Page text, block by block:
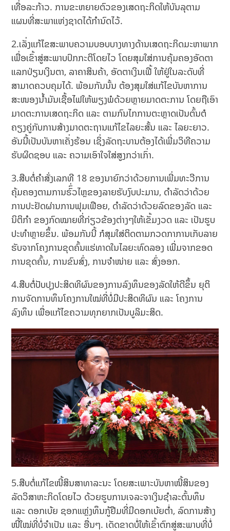
ເທື່ອລະກ້າວ. ການຂະຫຍາຍຕົວຂອງເສດຖະກິດໃຫ້ບັນລຸຕາມ
ແຜນທີ່ສະພາແຫ່ງຊາດໄດ້ກຳນົດໄວ້.
2.ເລັ່ງແກ້ໄຂສະພາບຄວາມບອບບາງທາງດ້ານເສດຖະກິດມະຫາພາກ
ເພື່ອເຂົ້າສູ່ສະພາບປົກກະຕິໂດຍໄວ ໂດຍສຸມໃສ່ການຄຸ້ມຄອງອັດຕາ
ແລກປ່ຽນເງິນຕາ, ລາຄາສິນຄ້າ, ອັດຕາເງິນເຟີ້ ໃຫ້ຢູ່ໃນລະດັບທີ່
ສາມາດຄວບຄຸມໄດ້. ພ້ອມກັນນັ້ນ ຕ້ອງສຸມໃສ່ແກ້ໄຂບັນຫາການ
ສະໜອງນ້ຳມັນເຊື້ອໄຟໃຫ້ພຽງພໍດ້ວຍຫຼາຍມາດຕະການ ໂດຍຖືເອົາ
ມາດຕະການເສດຖະກິດ ແລະ ຕາມກົນໄກການຕະຫຼາດເປັນຕົ້ນຕໍ
ຄຽງຄູ່ກັບການສ້າງມາດຕະຖານແກ້ໄຂໄລຍະສັ້ນ ແລະ ໄລຍະຍາວ.
ອັນນີ້ເປັນບັນຫາເຄັ່ງຮ້ອນ ເຊິ່ງລັດຖະບານຕ້ອງໄດ້ເພີ່ມວິທີຄວາມ
ຮັບຜິດຊອບ ແລະ ຄວາມເອົາໃຈໃສ່ສູງກວ່າເກົ່າ.
3.ສືບຕໍ່ຄໍາສັ່ງເລກທີ 18 ຂອງນາຍົກວ່າດ້ວຍການເພີ່ມທະວີການ
ຄຸ້ມຄອງຕາມການຮົົ່ວໄຫຼຂອງລາຍຮັບງົບປະມານ, ດຳລັດວ່າດ້ວຍ
ການປະຢັດຜ່ານການຟຸມເຟືອຍ, ດຳລັດວ່າດ້ວຍລົດຂອງລັດ ແລະ
ນິຕິກຳ ຂອງກົດໝາຍທີ່ກ່ຽວຂ້ອງຕ່າງໆໃຫ້ເຂັ້ມງວດ ແລະ ເປັນຮູບ
ປະທຳຫຼາຍຂຶ້ນ. ພ້ອມກັນນີ້ ກໍສຸມໃສ່ຕິດຕາມກວດກາການເກັບລາຍ
ຮັບຈາກໂຄງການຂຸດຄົ້ນແຮ່ທາດໃນໄລຍະທົດລອງ ເພີ່ມຈາກຂອດ
ການຂຸດຄົ້ນ, ການຂົນສົ່ງ, ການຈຳໜ່າຍ ແລະ ສົ່ງອອກ.
4.ສືບຕໍ່ປັບປຸງປະສິດທິຜົນຂອງການລົງທຶນຂອງລັດໃຫ້ດີຂຶ້ນ ຍຸຕິ
ການຈັດການທຶນໂຄງການໃໝ່ທີ່ບໍ່ມີປະສິດທິຜົນ ແລະ ໂຄງການ
ລົງທຶນ ເພື່ອແກ້ໄຂຄວາມທຸກຍາກເປັນບູລິມະສິດ.
5.ສືບຕໍ່ແກ້ໄຂໜີ້ສິນສາທາລະນະ ໂດຍສະເພາະບັນຫາໜີ້ສິນຂອງ
ລັດວິສາຫະກິດໂດຍໄວ ດ້ວຍຮູບການເຈລະຈາເງິນຊຳລະຕົ້ນທຶນ
ແລະ ດອກເບ້ຍ ຊອກແຫຼ່ງທຶນກູ້ຢືມທີ່ມີດອກເບ້ຍຕ່ຳ, ລົດການສ້າງ
ໜີ້ໃໝ່ທີ່ບໍ່ຈຳເປັນ ແລະ ອື່ນໆ. ເດັດຂາດບໍ່ໃຫ້ເຂົ້າຕົກສູ່ສະພາບທີ່ບໍ່